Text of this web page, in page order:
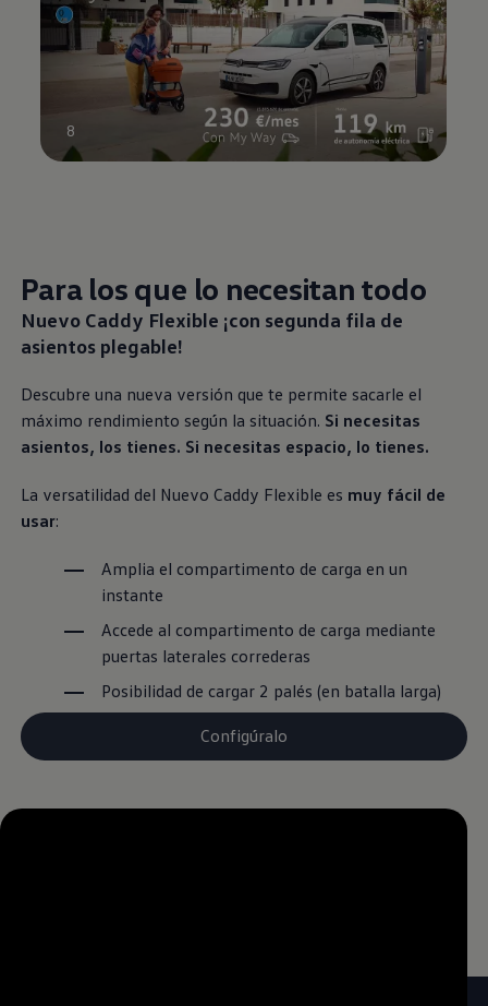
8
Para los que lo necesitan todo
Nuevo Caddy Flexible ¡con segunda fila de
asientos plegable!
Descubre una nueva versión que te permite sacarle el
máximo rendimiento según la situación. Si necesitas
asientos, los tienes. Si necesitas espacio, lo tienes.
La versatilidad del Nuevo Caddy Flexible es muy fácil de
usar:
Amplia el compartimento de carga en un
instante
Accede al compartimento de carga mediante
puertas laterales correderas
Posibilidad de cargar 2 palés (en batalla larga)
Configúralo